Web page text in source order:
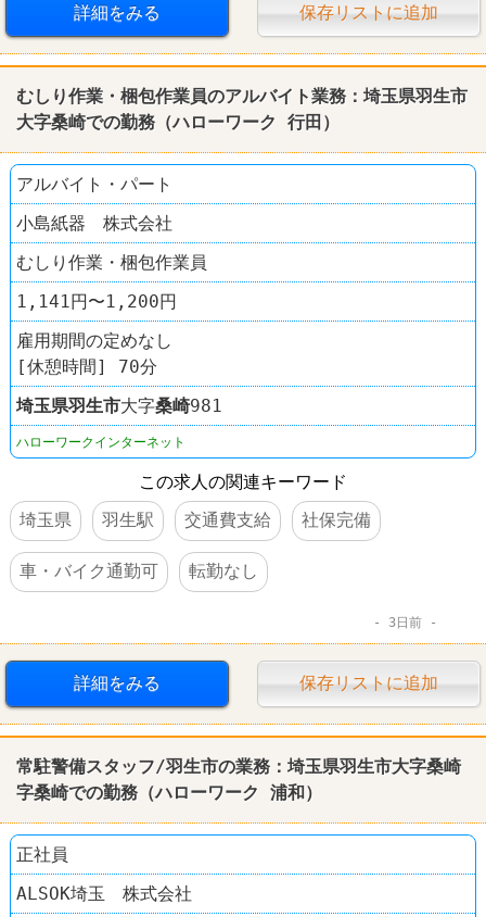
詳細をみる 保存リストに追加
むしり作業・梱包作業員のアルバイト業務：埼玉県羽生市
大字桑崎での勤務（ハローワーク 行田）
アルバイト・パート
小島紙器 株式会社
むしり作業・梱包作業員
1,141円〜1,200円
雇用期間の定めなし
[休憩時間] 70分
埼玉県羽生市大字桑崎981
ハローワークインターネット
この求人の関連キーワード
埼玉県
羽生駅 交通費支給 社保完備
車・バイク通勤可 転勤なし
3日前
詳細をみる 保存リストに追加
常駐警備スタッフ/羽生市の業務：埼玉県羽生市大字桑崎
字桑崎での勤務（ハローワーク 浦和）
正社員
ALSOK埼玉 株式会社